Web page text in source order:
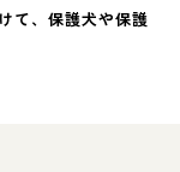
て、保護犬や保護